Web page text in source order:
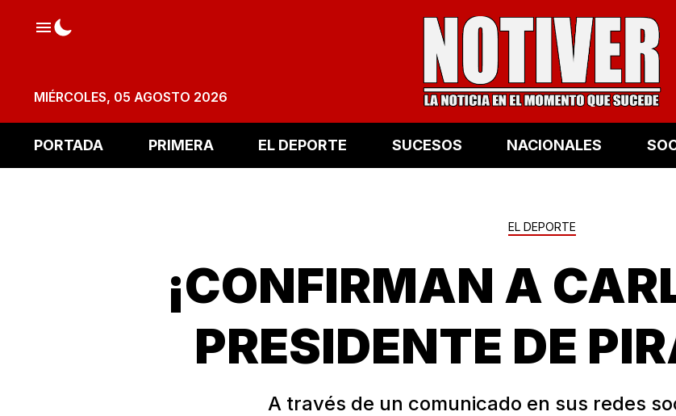
MIÉRCOLES, 05 AGOSTO 2026
PORTADA PRIMERA EL DEPORTE SUCESOS NACIONALES
EL DEPORTE
¡CONFIRMAN A
PRESIDENTE DE
A través de un comunicado en sus redes